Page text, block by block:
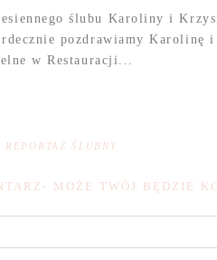
ślubu Karoliny i
pozdrawiamy
w Restauracji...
REPORTAŻ ŚLUBNY
MOŻE TWÓJ BĘDZIE